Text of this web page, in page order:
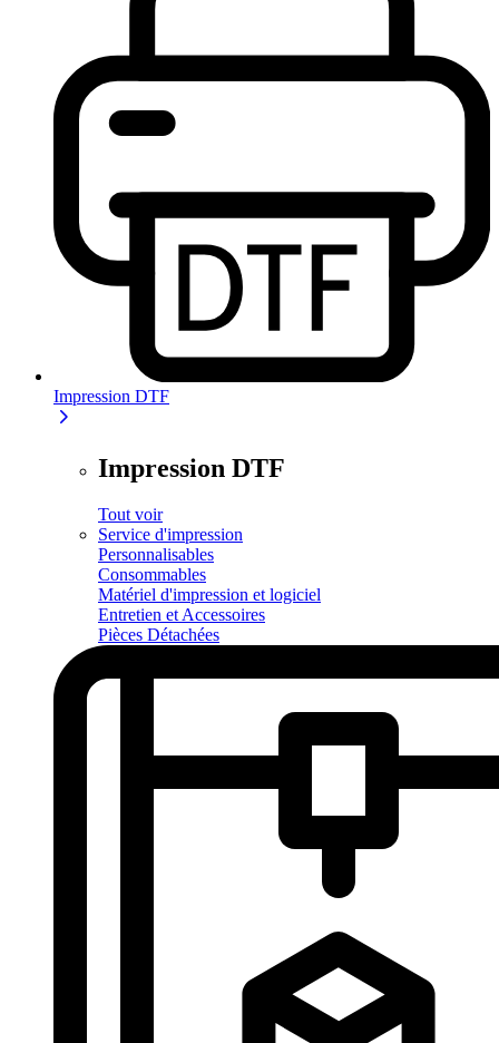
Impression DTF
Impression DTF
Tout voir
Service d'impression
Personnalisables
Consommables
Matériel d'impression et logiciel
Entretien et Accessoires
Pièces Détachées